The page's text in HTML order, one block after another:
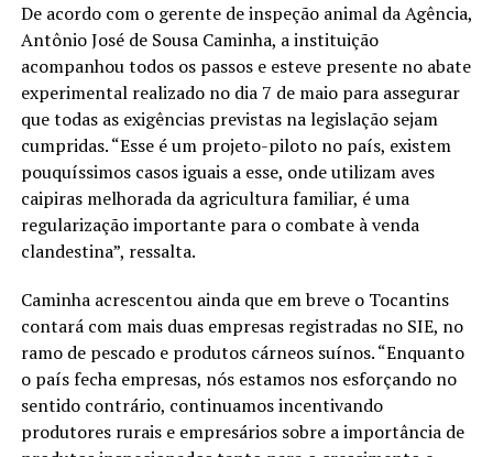
De acordo com o gerente de inspeção animal da Agência,
Antônio José de Sousa Caminha, a instituição
acompanhou todos os passos e esteve presente no abate
experimental realizado no dia 7 de maio para assegurar
que todas as exigências previstas na legislação sejam
cumpridas. “Esse é um projeto-piloto no país, existem
pouquíssimos casos iguais a esse, onde utilizam aves
caipiras melhorada da agricultura familiar, é uma
regularização importante para o combate à venda
clandestina”, ressalta.
Caminha acrescentou ainda que em breve o Tocantins
contará com mais duas empresas registradas no SIE, no
ramo de pescado e produtos cárneos suínos. “Enquanto
o país fecha empresas, nós estamos nos esforçando no
sentido contrário, continuamos incentivando
produtores rurais e empresários sobre a importância de